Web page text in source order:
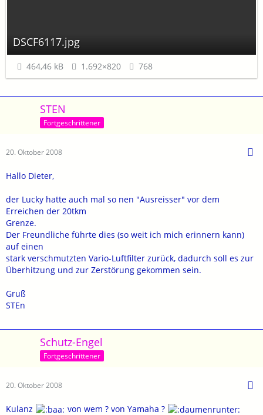
DSCF6117.jpg
464,46 kB 1.692×820 768
STEN
Fortgeschrittener
20. Oktober 2008
Hallo Dieter,
der Lucky hatte auch mal so nen "Ausreisser" vor dem
Erreichen der 20tkm
Grenze.
Der Freundliche führte dies (so weit ich mich erinnern kann)
auf einen
stark verschmutzten Vario-Luftfilter zurück, dadurch soll es zur
Überhitzung und zur Zerstörung gekommen sein.
Gruß
STEn
Schutz-Engel
Fortgeschrittener
20. Oktober 2008
Kulanz von wem ? von Yamaha ?